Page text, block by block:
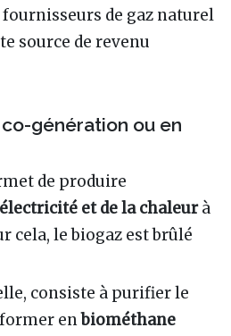
fournisseurs de gaz naturel
source de revenu
génération ou en
de produire
et de la chaleurà
cela, le biogaz est brûlé
consiste à purifier le
enbiométhane